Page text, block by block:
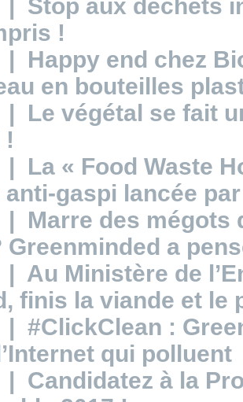
| Stop aux déchets
!
| Happy end chez
en bouteilles
| Le végétal se fait
!
| La « Food Waste
gaspi lancée
| Marre des mégots
a
| Au Ministère de
finis la viande et le
| #ClickClean :
qui polluent
| Candidatez à la